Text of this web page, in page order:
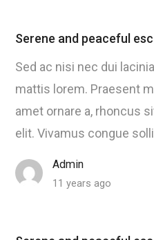
Serene and peaceful
Sed ac nisi nec dui
mattis lorem. Praesent
amet ornare a, rhoncus
elit. Vivamus congue
Admin
11 years ago